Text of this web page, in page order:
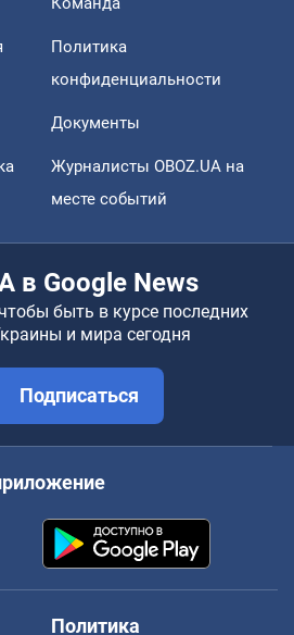
Политика
конфиденциальности
Документы
Журналисты OBOZ.UA на
месте событий
в Google News
быть в курсе последних
и мира сегодня
Подписаться
Политика